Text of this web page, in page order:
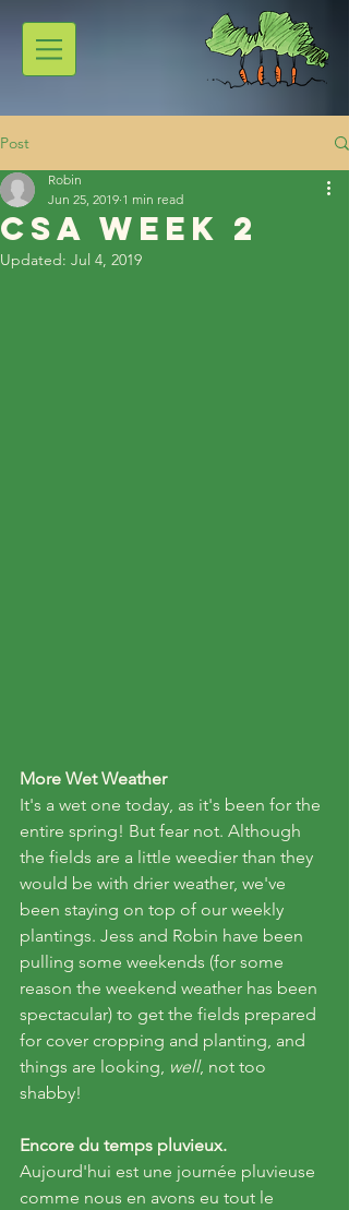
Post
CSA Week 2
Robin
Jun 25, 2019 1 min read
Updated: Jul 4, 2019
More Wet Weather
It's a wet one today, as it's been for the
entire spring! But fear not. Although
the fields are a little weedier than they
would be with drier weather, we've
been staying on top of our weekly
plantings. Jess and Robin have been
pulling some weekends (for some
reason the weekend weather has been
spectacular) to get the fields prepared
for cover cropping and planting, and
things are looking, well, not too
shabby!
Encore du temps pluvieux.
Aujourd'hui est une journée pluvieuse
comme nous en avons eu tout le